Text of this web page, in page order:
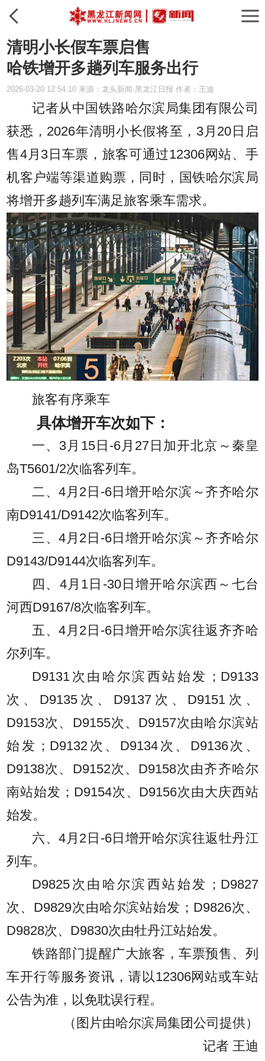
清明小长假车票启售
哈铁增开多趟列车服务出行
2026-03-20 12:54:10 来源：龙头新闻·黑龙江日报 作者：王迪
记者从中国铁路哈尔滨局集团有限公司
获悉，2026年清明小长假将至，3月20日启
售4月3日车票，旅客可通过12306网站、手
机客户端等渠道购票，同时，国铁哈尔滨局
将增开多趟列车满足旅客乘车需求。
旅客有序乘车
具体增开车次如下：
一、3月15日-6月27日加开北京～秦皇
岛T5601/2次临客列车。
二、4月2日-6日增开哈尔滨～齐齐哈尔
南D9141/D9142次临客列车。
三、4月2日-6日增开哈尔滨～齐齐哈尔
D9143/D9144次临客列车。
四、4月1日-30日增开哈尔滨西～七台
河西D9167/8次临客列车。
五、4月2日-6日增开哈尔滨往返齐齐哈
尔列车。
D9131次由哈尔滨西站始发；D9133
次、D9135次、D9137次、D9151次、
D9153次、D9155次、D9157次由哈尔滨站
始发；D9132次、D9134次、D9136次、
D9138次、D9152次、D9158次由齐齐哈尔
南站始发；D9154次、D9156次由大庆西站
始发。
六、4月2日-6日增开哈尔滨往返牡丹江
列车。
D9825次由哈尔滨西站始发；D9827
次、D9829次由哈尔滨站始发；D9826次、
D9828次、D9830次由牡丹江站始发。
铁路部门提醒广大旅客，车票预售、列
车开行等服务资讯，请以12306网站或车站
公告为准，以免耽误行程。
（图片由哈尔滨局集团公司提供）
记者 王迪